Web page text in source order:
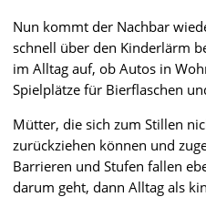
Nun kommt der Nachbar
schnell über den Kinderlärm
im Alltag auf, ob Autos in
Spielplätze für Bierflaschen
Mütter, die sich zum Stillen
zurückziehen können und
Barrieren und Stufen fallen
darum geht, dann Alltag als